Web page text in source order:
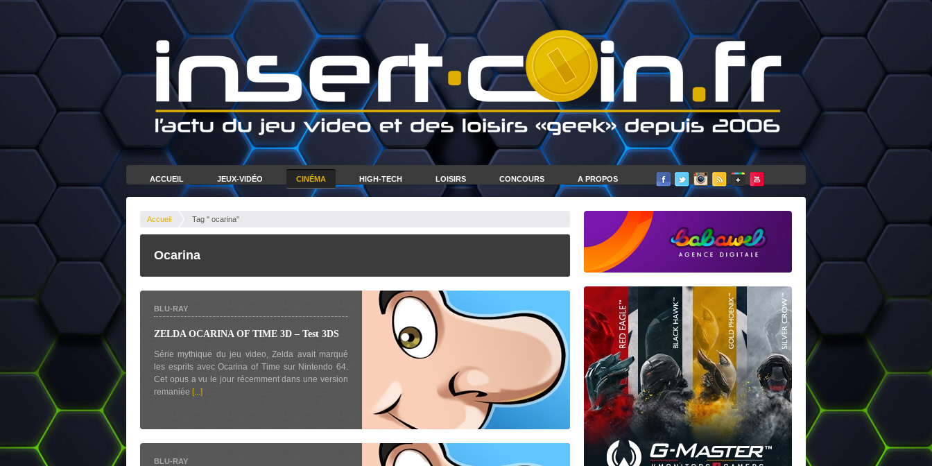
ACCUEIL JEUX-VIDÉO CINÉMA HIGH-TECH LOISIRS CONCOURS A PROPOS
Accueil Tag " ocarina"
Ocarina
BLU-RAY
ZELDA OCARINA OF TIME 3D – Test 3DS
Série mythique du jeu video, Zelda avait marqué
les esprits avec Ocarina of Time sur Nintendo 64.
Cet opus a vu le jour récemment dans une version
remaniée [...]
BLU-RAY